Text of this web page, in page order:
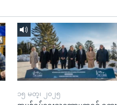
၁၅ မတ္၊ ၂၀၂၅